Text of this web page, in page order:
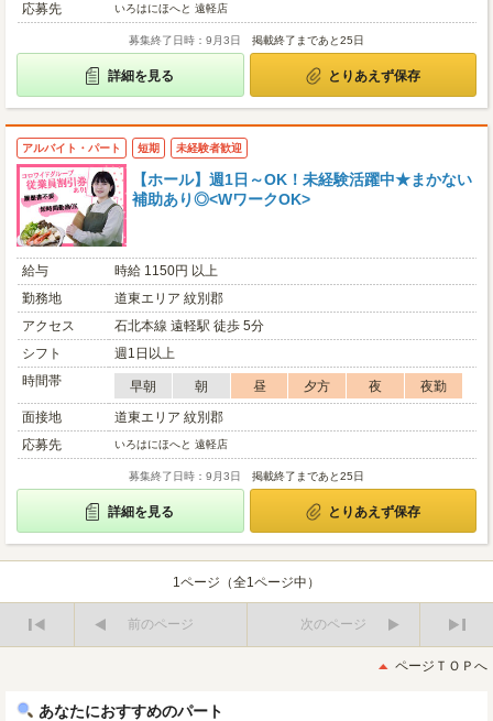
応募先
いろはにほへと 遠軽店
募集終了日時：9月3日 掲載終了まであと25日
詳細を見る とりあえず保存
アルバイト・パート 短期 未経験者歓迎
【ホール】週1日～OK！未経験活躍中★まかない
補助あり◎<WワークOK>
給与
時給 1150円 以上
勤務地
道東エリア 紋別郡
アクセス
石北本線 遠軽駅 徒歩 5分
シフト
週1日以上
時間帯
早朝 朝 昼 夕方 夜
夜勤
面接地
道東エリア 紋別郡
応募先
いろはにほへと 遠軽店
募集終了日時：9月3日 掲載終了まであと25日
詳細を見る とりあえず保存
1ページ（全1ページ中）
前のページ
次のページ
後
ページＴＯＰへ
あなたにおすすめのパート